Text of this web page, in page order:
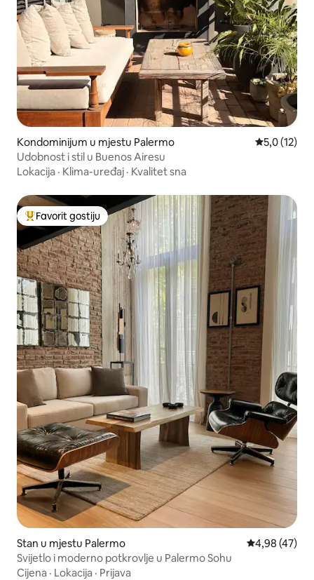
Kondominijum u mjestu Palermo prosječna
5,0 (12)
Udobnost i stil u Buenos Airesu
Lokacija · Klima-uređaj · Kvalitet sna
Glavni favorit gostiju
Favorit gostiju
Stan u mjestu Palermo prosječna
4,98 (47)
Svijetlo i moderno potkrovlje u Palermo Sohu
Cijena · Lokacija · Prijava